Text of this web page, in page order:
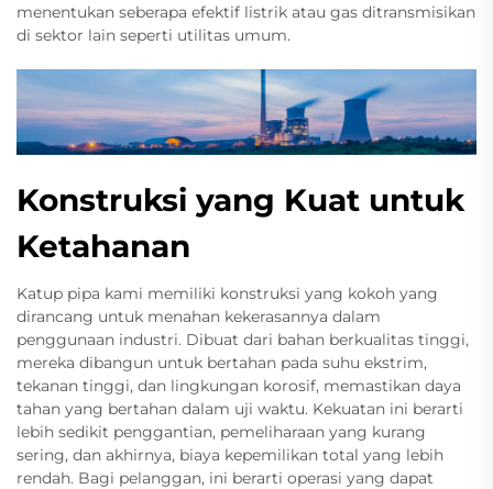
menentukan seberapa efektif listrik atau gas ditransmisikan
di sektor lain seperti utilitas umum.
Konstruksi yang Kuat untuk
Ketahanan
Katup pipa kami memiliki konstruksi yang kokoh yang
dirancang untuk menahan kekerasannya dalam
penggunaan industri. Dibuat dari bahan berkualitas tinggi,
mereka dibangun untuk bertahan pada suhu ekstrim,
tekanan tinggi, dan lingkungan korosif, memastikan daya
tahan yang bertahan dalam uji waktu. Kekuatan ini berarti
lebih sedikit penggantian, pemeliharaan yang kurang
sering, dan akhirnya, biaya kepemilikan total yang lebih
rendah. Bagi pelanggan, ini berarti operasi yang dapat